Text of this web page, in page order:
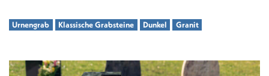
Urnengrab Klassische Grabsteine Dunkel Granit